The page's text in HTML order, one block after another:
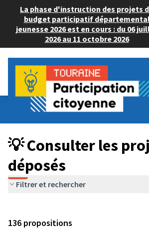
La phase d'instruction des projets
budget participatif
jeunesse 2026 est en cours : du 06
2026 au 11 octobre 2026
Budget Participatif JEUNESSE 2024
💡 Consulter les projets déposés
💡 Consulter les
déposés
Filtrer et rechercher
136 propositions